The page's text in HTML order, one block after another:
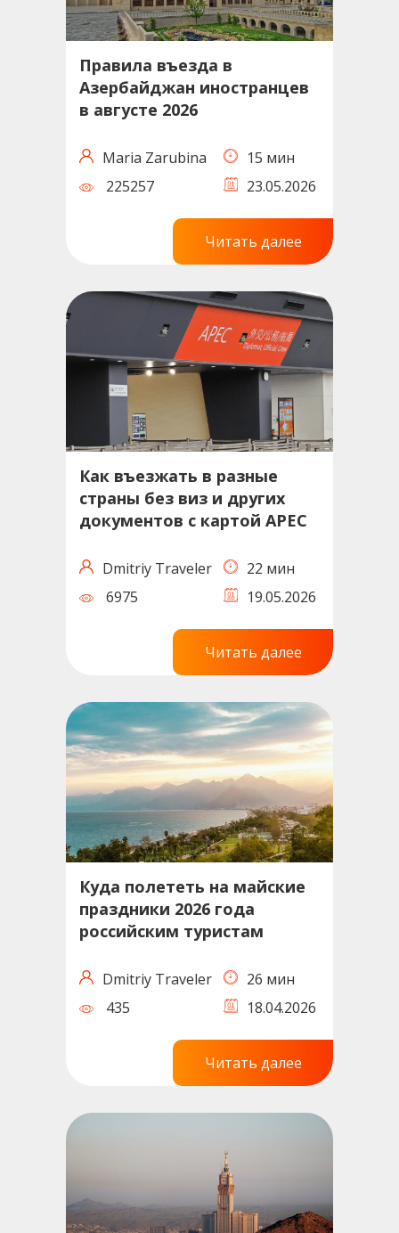
Правила въезда в
Азербайджан иностранцев
в августе 2026
Maria Zarubina
15 мин
225257
23.05.2026
Читать далее
Как въезжать в разные
страны без виз и других
документов с картой APEC
Dmitriy Traveler
22 мин
6975
19.05.2026
Читать далее
Куда полететь на майские
праздники 2026 года
российским туристам
Dmitriy Traveler
26 мин
435
18.04.2026
Читать далее